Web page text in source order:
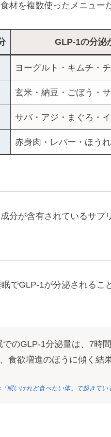
材を複数使ったメニュー
GLP-1の分泌
ヨーグルト・キムチ・
玄米・納豆・ごぼう・
サバ・アジ・まぐろ・
赤身肉・レバー・ほう
分が含有されているサプ
でGLP-1が分泌されるこ
のGLP-1分泌量は、7時
食欲増進のほうに傾く結
眠いけれど食べたい体」で起きてい